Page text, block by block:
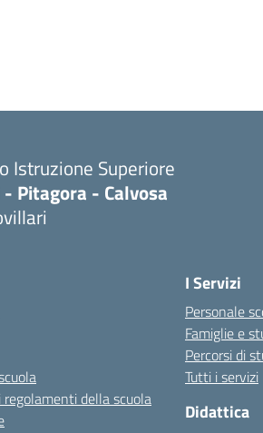
Istruzione Superiore
Pitagora - Calvosa
della scuola
I Servizi
Personale
Famiglie e
Percorsi di
Tutti i servizi
Didattica